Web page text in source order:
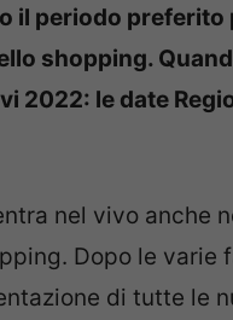
il periodo preferito
shopping.
2022: le date
nel vivo anche
Dopo le varie
di tutte le